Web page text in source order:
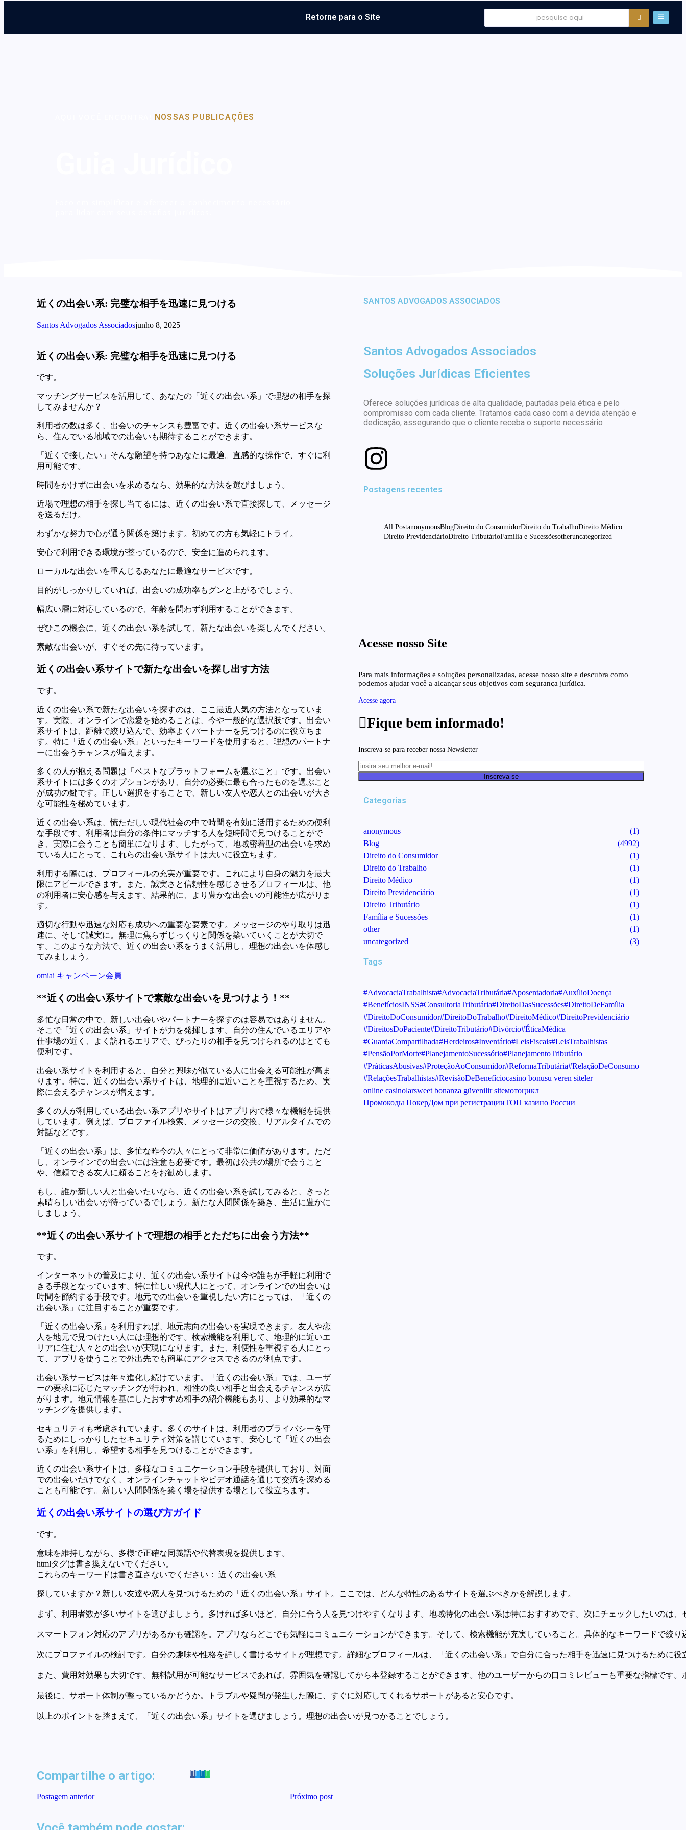
Retorne para o Site
NOSSAS PUBLICAÇÕES
近くの出会い系: 完璧な相手を迅速に見つける
Santos Advogados Associadosjunho 8, 2025
近くの出会い系: 完璧な相手を迅速に見つける
です。
マッチングサービスを活用して、あなたの「近くの出会い系」で理想の相手を探
してみませんか？
利用者の数は多く、出会いのチャンスも豊富です。近くの出会い系サービスな
ら、住んでいる地域での出会いも期待することができます。
「近くで接したい」そんな願望を持つあなたに最適。直感的な操作で、すぐに利
用可能です。
時間をかけずに出会いを求めるなら、効果的な方法を選びましょう。
近場で理想の相手を探し当てるには、近くの出会い系で直接探して、メッセージ
を送るだけ。
わずかな努力で心が通う関係を築けます。初めての方も気軽にトライ。
安心で利用できる環境が整っているので、安全に進められます。
ローカルな出会いを重んじるあなたに最適なサービスです。
目的がしっかりしていれば、出会いの成功率もグンと上がるでしょう。
幅広い層に対応しているので、年齢を問わず利用することができます。
ぜひこの機会に、近くの出会い系を試して、新たな出会いを楽しんでください。
素敵な出会いが、すぐその先に待っています。
近くの出会い系サイトで新たな出会いを探し出す方法
です。
近くの出会い系で新たな出会いを探すのは、ここ最近人気の方法となっていま
す。実際、オンラインで恋愛を始めることは、今や一般的な選択肢です。出会い
系サイトは、距離で絞り込んで、効率よくパートナーを見つけるのに役立ちま
す。特に「近くの出会い系」といったキーワードを使用すると、理想のパートナ
ーに出会うチャンスが増えます。
多くの人が抱える問題は「ベストなプラットフォームを選ぶこと」です。出会い
系サイトには多くのオプションがあり、自分の必要に最も合ったものを選ぶこと
が成功の鍵です。正しい選択をすることで、新しい友人や恋人との出会いが大き
な可能性を秘めています。
近くの出会い系は、慌ただしい現代社会の中で時間を有効に活用するための便利
な手段です。利用者は自分の条件にマッチする人を短時間で見つけることがで
き、実際に会うことも簡単になります。したがって、地域密着型の出会いを求め
ている人にとって、これらの出会い系サイトは大いに役立ちます。
利用する際には、プロフィールの充実が重要です。これにより自身の魅力を最大
限にアピールできます。また、誠実さと信頼性を感じさせるプロフィールは、他
の利用者に安心感を与えます。結果的に、より豊かな出会いの可能性が広がりま
す。
適切な行動や迅速な対応も成功への重要な要素です。メッセージのやり取りは迅
速に、そして誠実に。無理に焦らずじっくりと関係を築いていくことが大切で
す。このような方法で、近くの出会い系をうまく活用し、理想の出会いを体感し
てみましょう。
omiai キャンペーン会員
**近くの出会い系サイトで素敵な出会いを見つけよう！**
多忙な日常の中で、新しい出会いやパートナーを探すのは容易ではありません。
そこで「近くの出会い系」サイトが力を発揮します。自分の住んでいるエリアや
仕事場の近く、よく訪れるエリアで、ぴったりの相手を見つけられるのはとても
便利です。
出会い系サイトを利用すると、自分と興味が似ている人に出会える可能性が高ま
ります。特に、近くの出会い系サイトは、地理的に近いことを重視するため、実
際に会えるチャンスが増えます。
多くの人が利用している出会い系アプリやサイトはアプリ内で様々な機能を提供
しています。例えば、プロファイル検索、メッセージの交換、リアルタイムでの
対話などです。
「近くの出会い系」は、多忙な昨今の人々にとって非常に価値があります。ただ
し、オンラインでの出会いには注意も必要です。最初は公共の場所で会うこと
や、信頼できる友人に頼ることをお勧めします。
もし、誰か新しい人と出会いたいなら、近くの出会い系を試してみると、きっと
素晴らしい出会いが待っているでしょう。新たな人間関係を築き、生活に豊かに
しましょう。
**近くの出会い系サイトで理想の相手とただちに出会う方法**
です。
インターネットの普及により、近くの出会い系サイトは今や誰もが手軽に利用で
きる手段となっています。特に忙しい現代人にとって、オンラインでの出会いは
時間を節約する手段です。地元での出会いを重視したい方にとっては、「近くの
出会い系」に注目することが重要です。
「近くの出会い系」を利用すれば、地元志向の出会いを実現できます。友人や恋
人を地元で見つけたい人には理想的です。検索機能を利用して、地理的に近いエ
リアに住む人々との出会いが実現になります。また、利便性を重視する人にとっ
て、アプリを使うことで外出先でも簡単にアクセスできるのが利点です。
出会い系サービスは年々進化し続けています。「近くの出会い系」では、ユーザ
ーの要求に応じたマッチングが行われ、相性の良い相手と出会えるチャンスが広
がります。地元情報を基にしたおすすめ相手の紹介機能もあり、より効果的なマ
ッチングを提供します。
セキュリティも考慮されています。多くのサイトは、利用者のプライバシーを守
るためにしっかりしたセキュリティ対策を講じています。安心して「近くの出会
い系」を利用し、希望する相手を見つけることができます。
近くの出会い系サイトは、多様なコミュニケーション手段を提供しており、対面
での出会いだけでなく、オンラインチャットやビデオ通話を通じて交流を深める
ことも可能です。新しい人間関係を築く場を提供する場として役立ちます。
近くの出会い系サイトの選び方ガイド
です。
意味を維持しながら、多様で正確な同義語や代替表現を提供します。
htmlタグは書き換えないでください。
これらのキーワードは書き直さないでください： 近くの出会い系
探していますか？新しい友達や恋人を見つけるための「近くの出会い系」サイト。ここでは、どんな特性のあるサイトを選ぶべきかを解説します。
まず、利用者数が多いサイトを選びましょう。多ければ多いほど、自分に合う人を見つけやすくなります。地域特化の出会い系は特におすすめです。次にチェックしたいのは
スマートフォン対応のアプリがあるかも確認を。アプリならどこでも気軽にコミュニケーションができます。そして、検索機能が充実していること。具体的なキーワードで絞
次にプロファイルの検討です。自分の趣味や性格を詳しく書けるサイトが理想です。詳細なプロフィールは、「近くの出会い系」で自分に合った相手を迅速に見つけるために役
また、費用対効果も大切です。無料試用が可能なサービスであれば、雰囲気を確認してから本登録することができます。他のユーザーからの口コミレビューも重要な指標です
最後に、サポート体制が整っているかどうか。トラブルや疑問が発生した際に、すぐに対応してくれるサポートがあると安心です。
以上のポイントを踏まえて、「近くの出会い系」サイトを選びましょう。理想の出会いが見つかることでしょう。
Compartilhe o artigo:
Postagem anterior Próximo post
Best Mexican food in
SANTOS ADVOGADOS ASSOCIADOS
Santos Advogados Associados
Soluções Jurídicas Eficientes
Oferece soluções jurídicas de alta qualidade, pautadas pela ética e pelo
compromisso com cada cliente. Tratamos cada caso com a devida atenção e
dedicação, assegurando que o cliente receba o suporte necessário
Postagens recentes
All PostanonymousBlogDireito do ConsumidorDireito do TrabalhoDireito Médico
Direito PrevidenciárioDireito TributárioFamília e Sucessõesotheruncategorized
Acesse nosso Site
Para mais informações e soluções personalizadas, acesse nosso site e descubra como
podemos ajudar você a alcançar seus objetivos com segurança jurídica.
Acesse agora
Fique bem informado!
Inscreva-se para receber nossa Newsletter
Inscreva-se
Categorias
anonymous
(1)
Blog
(4992)
Direito do Consumidor
(1)
Direito do Trabalho
(1)
Direito Médico
(1)
Direito Previdenciário
(1)
Direito Tributário
(1)
Família e Sucessões
(1)
other
(1)
uncategorized
(3)
Tags
#AdvocaciaTrabalhista#AdvocaciaTributária#Aposentadoria#AuxílioDoença
#BenefíciosINSS#ConsultoriaTributária#DireitoDasSucessões#DireitoDeFamília
#DireitoDoConsumidor#DireitoDoTrabalho#DireitoMédico#DireitoPrevidenciário
#DireitosDoPaciente#DireitoTributário#Divórcio#ÉticaMédica
#GuardaCompartilhada#Herdeiros#Inventário#LeisFiscais#LeisTrabalhistas
#PensãoPorMorte#PlanejamentoSucessório#PlanejamentoTributário
#PráticasAbusivas#ProteçãoAoConsumidor#ReformaTributária#RelaçãoDeConsumo
#RelaçõesTrabalhistas#RevisãoDeBenefíciocasino bonusu veren siteler
online casinolarsweet bonanza güvenilir siteмотоцикл
Промокоды ПокерДом при регистрацииТОП казино России